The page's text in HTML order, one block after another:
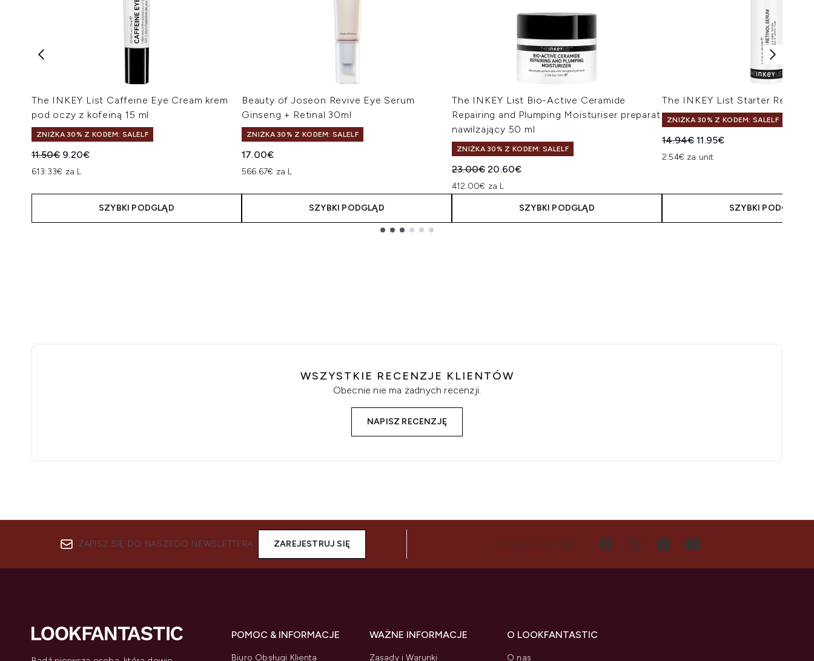
The INKEY List Caffeine Eye Cream krem
pod oczy z kofeiną 15 ml
ZNIŻKA 30% Z KODEM: SALELF
Sugerowana cena detaliczna:
11.50€ Aktualna cena:
9.20€
613.33€ za L
SZYBKI PODGLĄD
Beauty of Joseon Revive Eye Serum
Ginseng + Retinal 30ml
ZNIŻKA 30% Z KODEM: SALELF
17.00€
566.67€ za L
SZYBKI PODGLĄD
The INKEY List Bio-Active Ceramide
Repairing and Plumping Moisturiser preparat
nawilżający 50 ml
ZNIŻKA 30% Z KODEM: SALELF
Sugerowana cena detaliczna:
23.00€Aktualna cena:
20.60€
412.00€ za L
SZYBKI PODGLĄD
The INKEY List Starter Retinol
ZNIŻKA 30% Z KODEM: SALELF
Sugerowana cena detaliczna:
14.94€Aktualna cena:
11.95€
2.54€ za unit
SZYBKI PODGLĄD
WSZYSTKIE RECENZJE KLIENTÓW
Obecnie nie ma żadnych recenzji.
NAPISZ RECENZJĘ
ZAPISZ SIĘ DO NASZEGO NEWSLETTERA ZAREJESTRUJ SIĘ POŁĄCZ SIĘ Z NAMI
POMOC & INFORMACJE
Biuro Obsługi Klienta
WAŻNE INFORMACJE
Zasady i Warunki
O LOOKFANTASTIC
O nas